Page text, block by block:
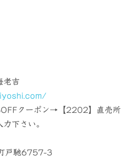
老吉
クーポン→【2202】直売所
下さい。
戸馳6757-3